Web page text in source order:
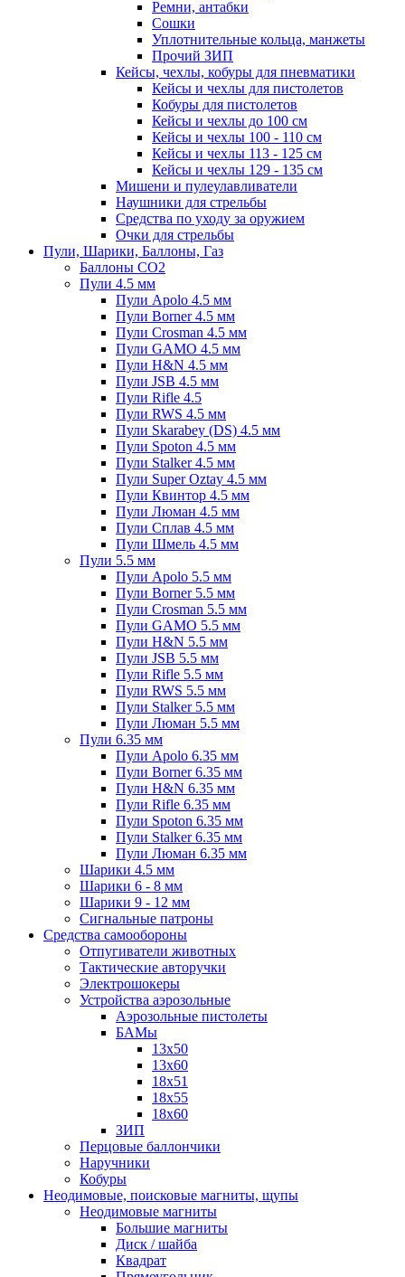
Ремни, антабки
Сошки
Уплотнительные кольца, манжеты
Прочий ЗИП
Кейсы, чехлы, кобуры для пневматики
Кейсы и чехлы для пистолетов
Кобуры для пистолетов
Кейсы и чехлы до 100 см
Кейсы и чехлы 100 - 110 см
Кейсы и чехлы 113 - 125 см
Кейсы и чехлы 129 - 135 см
Мишени и пулеулавливатели
Наушники для стрельбы
Средства по уходу за оружием
Очки для стрельбы
Пули, Шарики, Баллоны, Газ
Баллоны CO2
Пули 4.5 мм
Пули Apolo 4.5 мм
Пули Borner 4.5 мм
Пули Crosman 4.5 мм
Пули GAMO 4.5 мм
Пули H&N 4.5 мм
Пули JSB 4.5 мм
Пули Rifle 4.5
Пули RWS 4.5 мм
Пули Skarabey (DS) 4.5 мм
Пули Spoton 4.5 мм
Пули Stalker 4.5 мм
Пули Super Oztay 4.5 мм
Пули Квинтор 4.5 мм
Пули Люман 4.5 мм
Пули Сплав 4.5 мм
Пули Шмель 4.5 мм
Пули 5.5 мм
Пули Apolo 5.5 мм
Пули Borner 5.5 мм
Пули Crosman 5.5 мм
Пули GAMO 5.5 мм
Пули H&N 5.5 мм
Пули JSB 5.5 мм
Пули Rifle 5.5 мм
Пули RWS 5.5 мм
Пули Stalker 5.5 мм
Пули Люман 5.5 мм
Пули 6.35 мм
Пули Apolo 6.35 мм
Пули Borner 6.35 мм
Пули H&N 6.35 мм
Пули Rifle 6.35 мм
Пули Spoton 6.35 мм
Пули Stalker 6.35 мм
Пули Люман 6.35 мм
Шарики 4.5 мм
Шарики 6 - 8 мм
Шарики 9 - 12 мм
Сигнальные патроны
Средства самообороны
Отпугиватели животных
Тактические авторучки
Электрошокеры
Устройства аэрозольные
Аэрозольные пистолеты
БАМы
13х50
13х60
18х51
18х55
18х60
ЗИП
Перцовые баллончики
Наручники
Кобуры
Неодимовые, поисковые магниты, щупы
Неодимовые магниты
Большие магниты
Диск / шайба
Квадрат